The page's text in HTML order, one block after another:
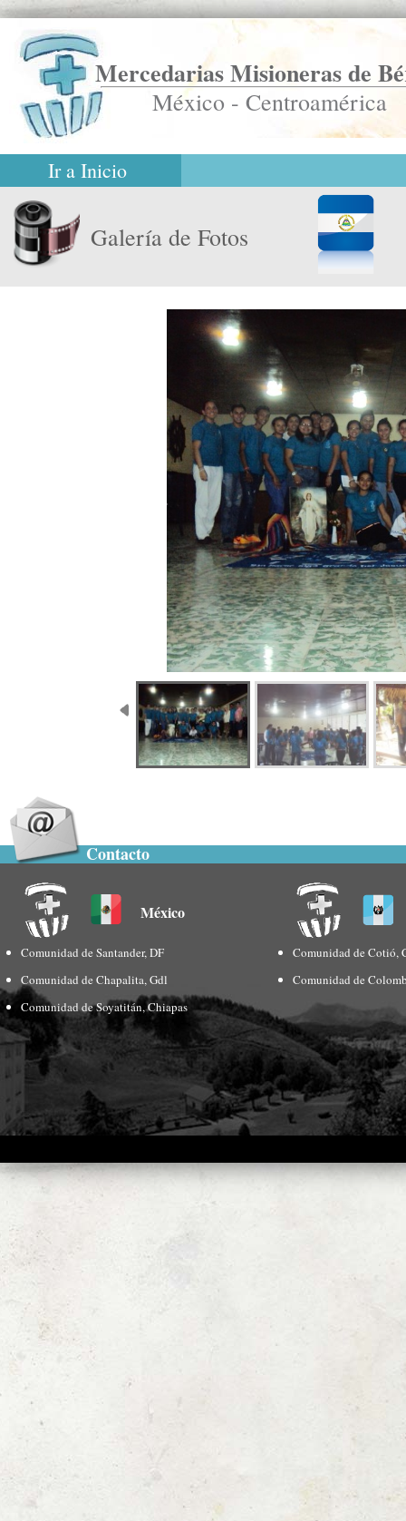
Mercedarias Misioneras de
México - Centroamérica
Ir a Inicio
Galería de Fotos
Contacto
México
Comunidad de Santander, DF
Comunidad de Chapalita, Gdl
Comunidad de Soyatitán, Chiapas
Comunidad de Cotió,
Comunidad de